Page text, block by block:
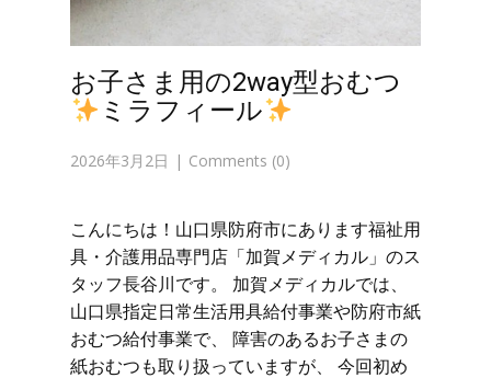
お子さま用の2way型おむつ
ミラフィール
2026年3月2日 Comments (0)
こんにちは！山口県防府市にあります福祉用
具・介護用品専門店「加賀メディカル」のス
タッフ長谷川です。 加賀メディカルでは、
山口県指定日常生活用具給付事業や防府市紙
おむつ給付事業で、 障害のあるお子さまの
紙おむつも取り扱っていますが、 今回初め